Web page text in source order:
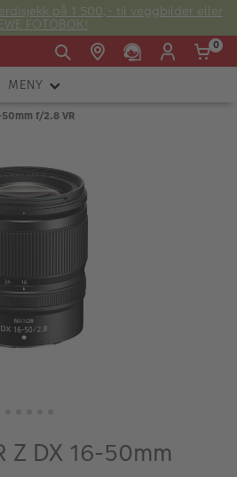
på 1 500,- til veggbilder eller
FOTOBOK!
20:00
E-post:
kundeservice@japanphoto.no
0
MENY
50mm f/2.8 VR
Z DX 16-50mm